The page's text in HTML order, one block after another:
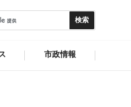
市政情報